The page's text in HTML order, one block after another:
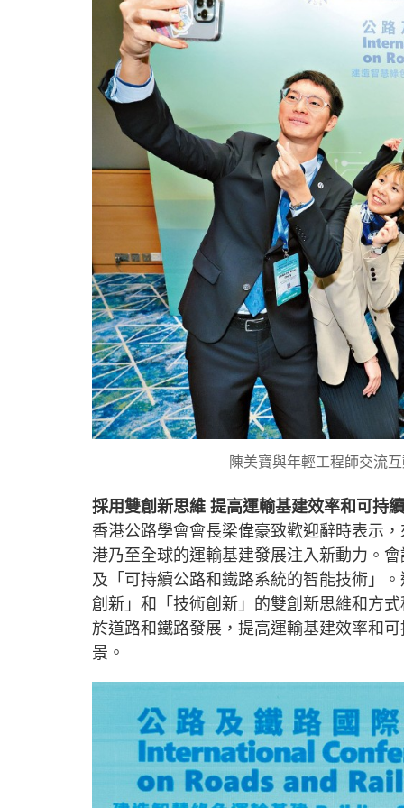
陳美寶與年輕工程師交流
採用雙創新思維 提高運輸基建效率和可持
香港公路學會會長梁偉豪致歡迎辭時表示
港乃至全球的運輸基建發展注入新動力。
及「可持續公路和鐵路系統的智能技術」
創新」和「技術創新」的雙創新思維和方
於道路和鐵路發展，提高運輸基建效率和
景。